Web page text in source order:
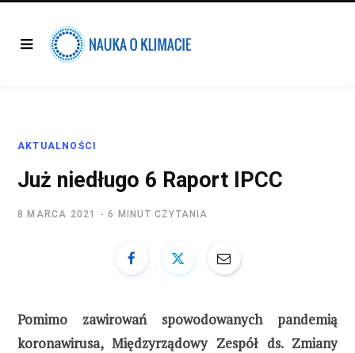
AKTUALNOŚCI
Już niedługo 6 Raport IPCC
8 MARCA 2021 6 MINUT CZYTANIA
Pomimo zawirowań spowodowanych pandemią
koronawirusa, Międzyrządowy Zespół ds. Zmiany